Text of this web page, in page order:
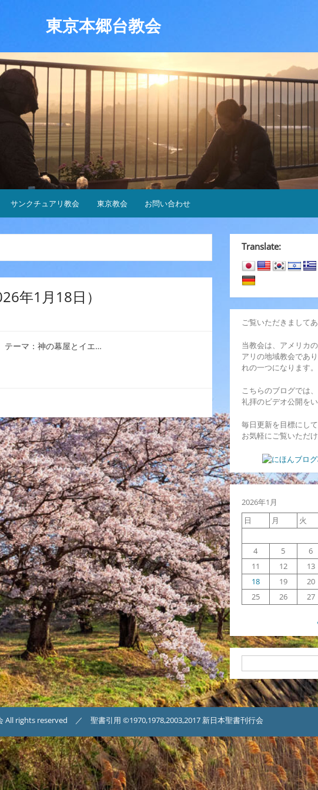
東京本郷台教会
サンクチュアリ教会 東京教会 お問い合わせ
年1月18日）
テーマ：神の幕屋とイエ…
Translate:
ご覧いただきまして
当教会は、アメリカ
アリの地域教会であ
れの一つになります。
こちらのブログでは
礼拝のビデオ公開をい
毎日更新を目標にし
お気軽にご覧いただ
2026年1月
日
月 火
4
5 6
11
12 13
18
19 20
25
26 27
索
All rights reserved ／ 聖書引用 ©1970,1978,2003,2017 新日本聖書刊行会